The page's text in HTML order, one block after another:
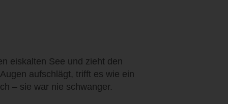
eiskalten See und zieht den
aufschlägt, trifft es wie ein
– sie war nie schwanger.